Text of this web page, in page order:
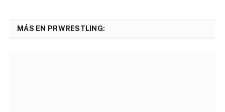
MÁS EN PRWRESTLING: